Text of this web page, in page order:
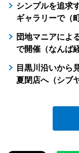
シンプルを追求
ギャラリーで（
団地マニアによ
で開催（なんば
目黒川沿いから
夏閉店へ（シブ